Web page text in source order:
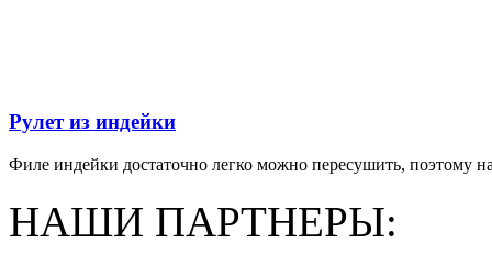
Рулет из индейки
Филе индейки достаточно легко можно пересушить, поэтому
НАШИ ПАРТНЕРЫ: